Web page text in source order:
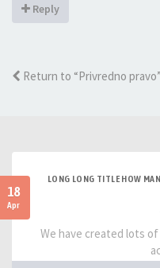
Reply
Return to “Privredno pravo”
18
Apr
LONG LONG TITLE HOW
We have created lots